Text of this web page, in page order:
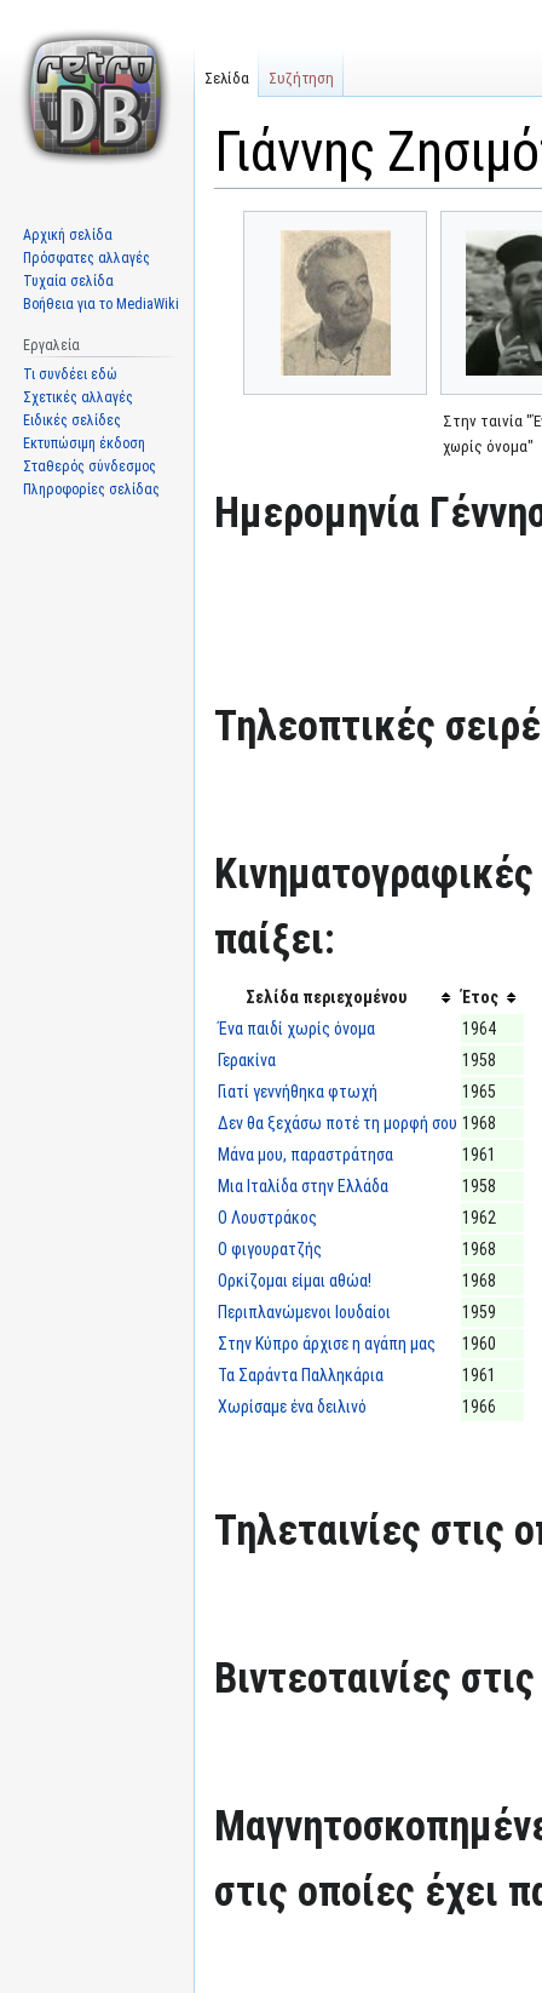
Γιάννης
Στην ταινία
χωρίς όνομα"
Ημερομηνία
Τηλεοπτικές
Κινηματογραφικές
παίξει:
Σελίδα περιεχομένου
Έτος
Ένα παιδί χωρίς όνομα
1964
Γερακίνα
1958
Γιατί γεννήθηκα φτωχή
1965
Δεν θα ξεχάσω ποτέ τη μορφή σου 1968
Μάνα μου, παραστράτησα
1961
Μια Ιταλίδα στην Ελλάδα
1958
Ο Λουστράκος
1962
Ο φιγουρατζής
1968
Ορκίζομαι είμαι αθώα!
1968
Περιπλανώμενοι Ιουδαίοι
1959
Στην Κύπρο άρχισε η αγάπη μας
1960
Τα Σαράντα Παλληκάρια
1961
Χωρίσαμε ένα δειλινό
1966
Τηλεταινίες στις
Βιντεοταινίες
στις οποίες έχει
Σελίδα Συζήτηση
Αρχική σελίδα
Πρόσφατες αλλαγές
Τυχαία σελίδα
Βοήθεια για το MediaWiki
Εργαλεία
Τι συνδέει εδώ
Σχετικές αλλαγές
Ειδικές σελίδες
Εκτυπώσιμη έκδοση
Σταθερός σύνδεσμος
Πληροφορίες σελίδας